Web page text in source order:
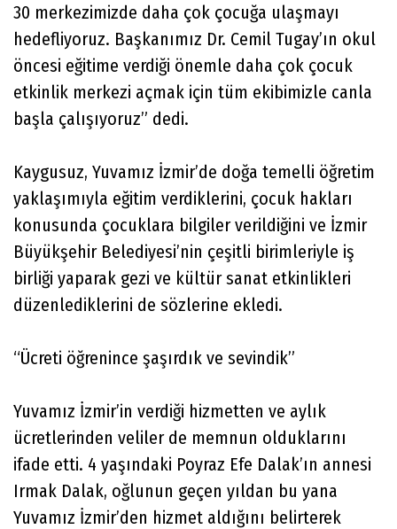
30 merkezimizde daha çok çocuğa ulaşmayı
hedefliyoruz. Başkanımız Dr. Cemil Tugay’ın okul
öncesi eğitime verdiği önemle daha çok çocuk
etkinlik merkezi açmak için tüm ekibimizle canla
başla çalışıyoruz” dedi.
Kaygusuz, Yuvamız İzmir’de doğa temelli öğretim
yaklaşımıyla eğitim verdiklerini, çocuk hakları
konusunda çocuklara bilgiler verildiğini ve İzmir
Büyükşehir Belediyesi’nin çeşitli birimleriyle iş
birliği yaparak gezi ve kültür sanat etkinlikleri
düzenlediklerini de sözlerine ekledi.
“Ücreti öğrenince şaşırdık ve sevindik”
Yuvamız İzmir’in verdiği hizmetten ve aylık
ücretlerinden veliler de memnun olduklarını
ifade etti. 4 yaşındaki Poyraz Efe Dalak’ın annesi
Irmak Dalak, oğlunun geçen yıldan bu yana
Yuvamız İzmir’den hizmet aldığını belirterek